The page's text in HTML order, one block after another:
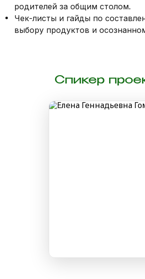
родителей за общим столом.
Чек-листы и гайды по
выбору продуктов и
Спикер